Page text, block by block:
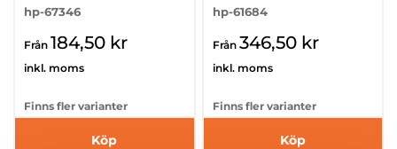
hp-67346
Från 184,50 kr
inkl. moms
Finns fler varianter
Köp
HÖJD
hp-61684
Från 346,50 kr
inkl. moms
Finns fler varianter
Köp